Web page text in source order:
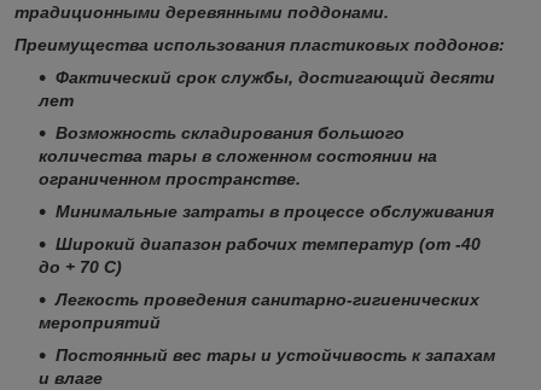
традиционными деревянными поддонами.
Преимущества использования пластиковых поддонов:
Фактический срок службы, достигающий десяти
лет
Возможность складирования большого
количества тары в сложенном состоянии на
ограниченном пространстве.
Минимальные затраты в процессе обслуживания
Широкий диапазон рабочих температур (от -40
до + 70 С)
Легкость проведения санитарно-гигиенических
мероприятий
Постоянный вес тары и устойчивость к запахам
и влаге